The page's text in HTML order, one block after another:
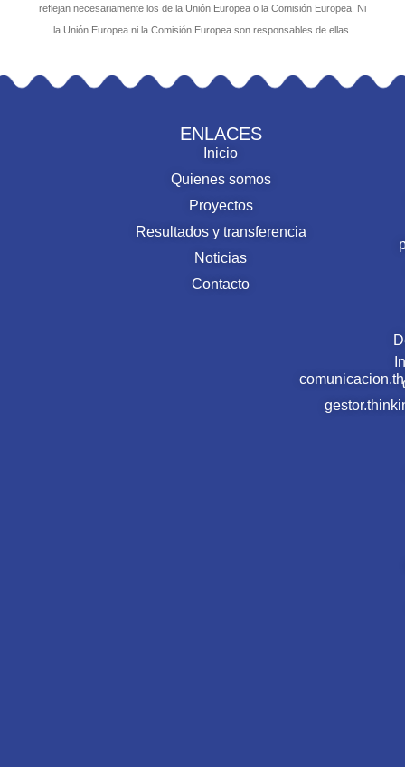
reflejan necesariamente los de la Unión Europea o la Comisión Europea. Ni
la Unión Europea ni la Comisión Europea son responsables de ellas.
ENLACES
Inicio
Quienes somos
Proyectos
Resultados y transferencia
Noticias
Contacto